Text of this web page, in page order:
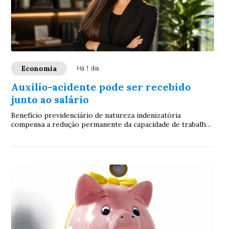
Economia Há 1 dia
Auxílio-acidente pode ser recebido
junto ao salário
Benefício previdenciário de natureza indenizatória
compensa a redução permanente da capacidade de trabalho